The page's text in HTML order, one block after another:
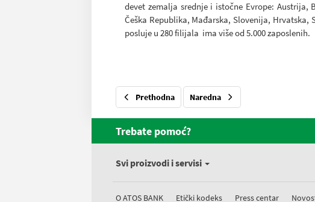
devet zemalja srednje i istočne Evrope: Austrija,
Češka Republika, Mađarska, Slovenija,
posluje u 280 filijala ima više od 5.000 zaposlenih.
Prethodna Naredna
Trebate pomoć?
Svi proizvodi i servisi
O ATOS BANK Etički kodeks Press centar